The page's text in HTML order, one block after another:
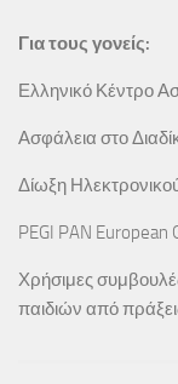
Για τους γονείς:
Ελληνικό Κέντρο
Ασφάλεια στο
Δίωξη
PEGI PAN
Χρήσιμες
παιδιών από